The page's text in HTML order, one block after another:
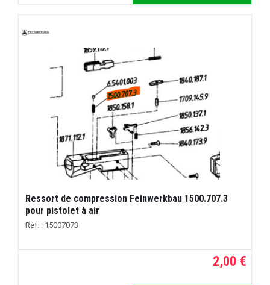
Ressort de compression Feinwerkbau 1500.707.3
pour pistolet à air
Réf. : 15007073
2,00 €